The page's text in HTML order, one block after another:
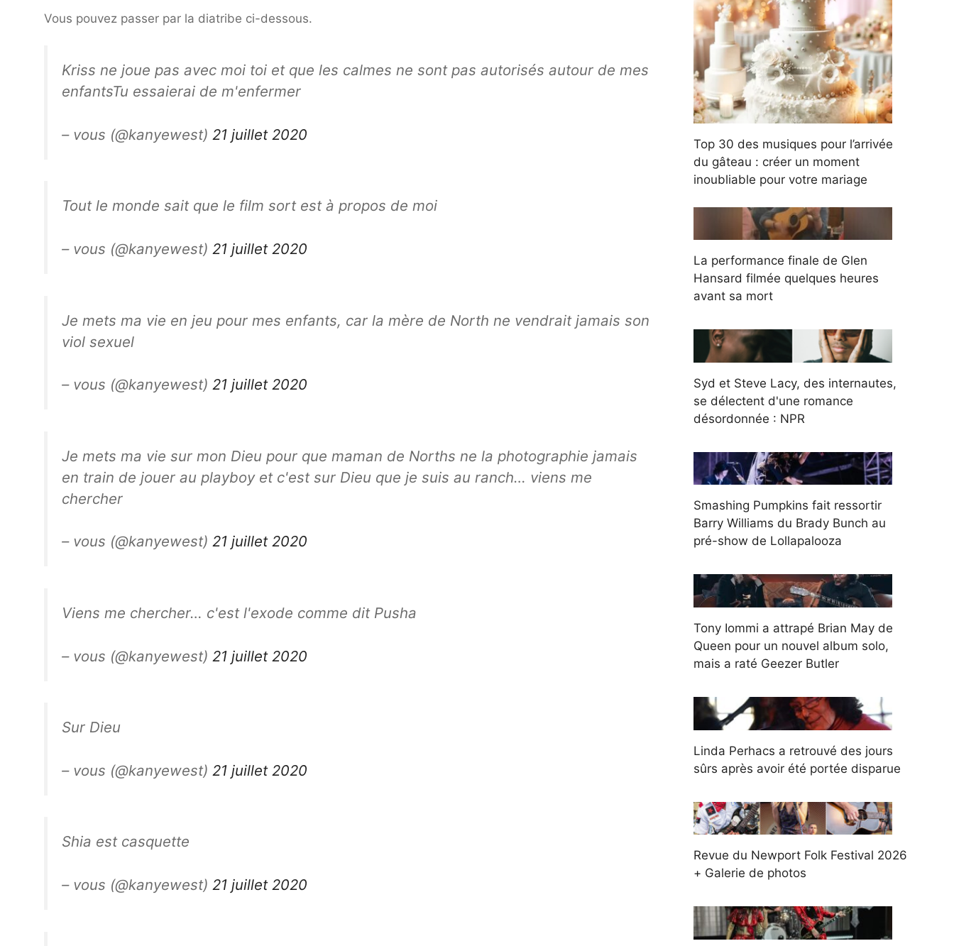
Vous pouvez passer par la diatribe ci-dessous.
Kriss ne joue pas avec moi toi et que les calmes ne sont pas autorisés autour de mes
enfantsTu essaierai de m'enfermer
– vous (@kanyewest) 21 juillet 2020
Tout le monde sait que le film sort est à propos de moi
– vous (@kanyewest) 21 juillet 2020
Je mets ma vie en jeu pour mes enfants, car la mère de North ne vendrait jamais son
viol sexuel
– vous (@kanyewest) 21 juillet 2020
Je mets ma vie sur mon Dieu pour que maman de Norths ne la photographie jamais
en train de jouer au playboy et c'est sur Dieu que je suis au ranch… viens me
chercher
– vous (@kanyewest) 21 juillet 2020
Viens me chercher… c'est l'exode comme dit Pusha
– vous (@kanyewest) 21 juillet 2020
Sur Dieu
– vous (@kanyewest) 21 juillet 2020
Shia est casquette
– vous (@kanyewest) 21 juillet 2020
Top 30 des musiques pour l’arrivée
du gâteau : créer un moment
inoubliable pour votre mariage
La performance finale de Glen
Hansard filmée quelques heures
avant sa mort
Syd et Steve Lacy, des internautes,
se délectent d'une romance
désordonnée : NPR
Smashing Pumpkins fait ressortir
Barry Williams du Brady Bunch au
pré-show de Lollapalooza
Tony Iommi a attrapé Brian May de
Queen pour un nouvel album solo,
mais a raté Geezer Butler
Linda Perhacs a retrouvé des jours
sûrs après avoir été portée disparue
Revue du Newport Folk Festival 2026
+ Galerie de photos